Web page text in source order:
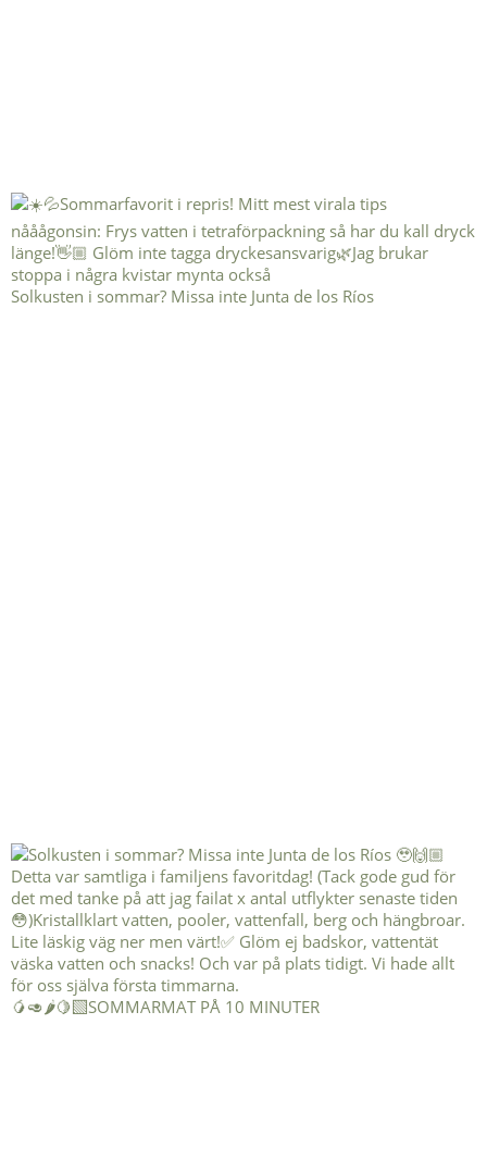
Solkusten i sommar? Missa inte Junta de los Ríos
🥭🥑🌶️🍋‍🟩SOMMARMAT PÅ 10 MINUTER